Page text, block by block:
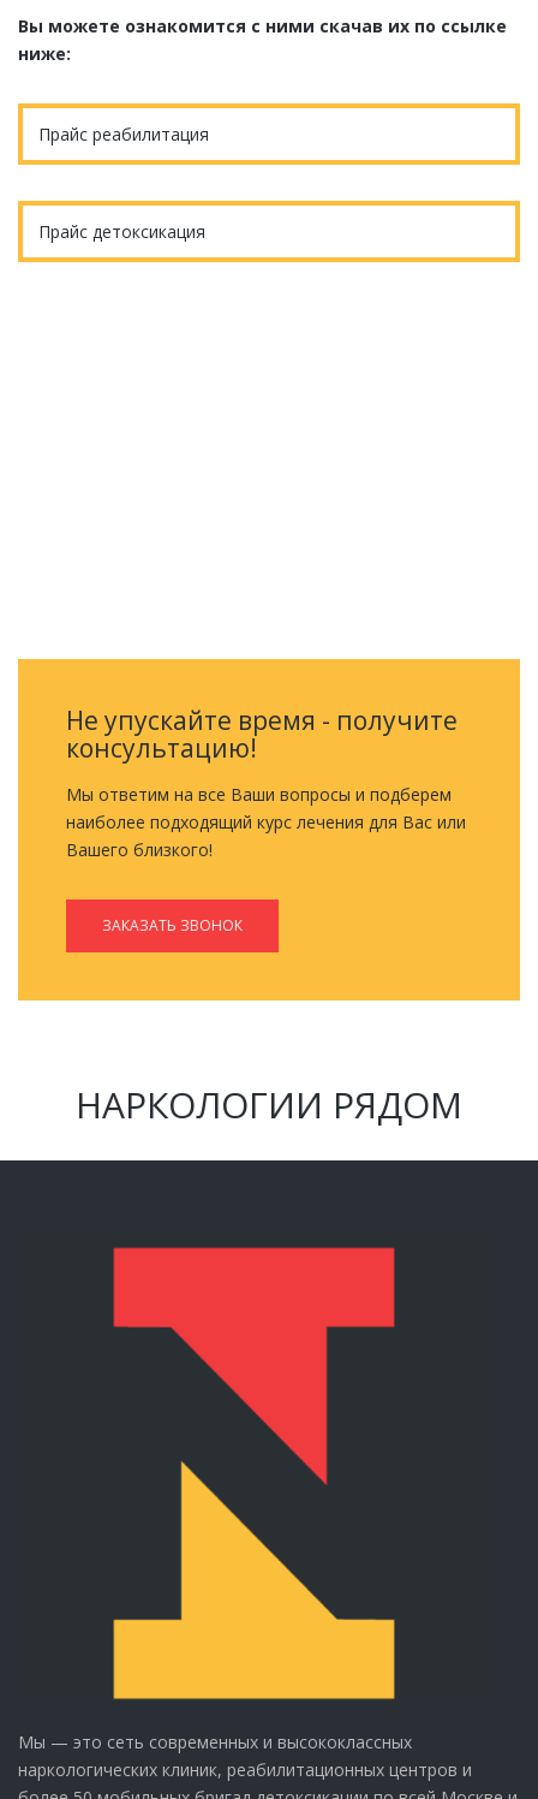
Вы можете ознакомится с ними скачав их по ссылке
ниже:
Прайс реабилитация
Прайс детоксикация
Не упускайте время - получите
консультацию!
Мы ответим на все Ваши вопросы и подберем
наиболее подходящий курс лечения для Вас или
Вашего близкого!
ЗАКАЗАТЬ ЗВОНОК
НАРКОЛОГИИ РЯДОМ
Мы — это сеть современных и высококлассных
наркологических клиник, реабилитационных центров и